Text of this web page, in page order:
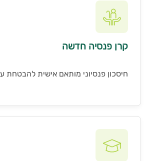
קרן פנסיה חדשה
חיסכון פנסיוני מותאם אישית להבטחת